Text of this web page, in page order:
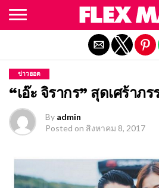
ข่าวฮอต
“เอ๊ะ จิรากร” สุดเศร้าภ
By admin
Posted on สิงหาคม 8, 2017
Exit mobile